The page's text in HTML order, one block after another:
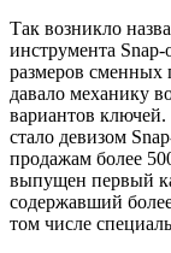
Так возникло
инструмента
размеров сменных
давало механику
вариантов ключей.
стало девизом
продажам более
выпущен первый
содержавший
том числе